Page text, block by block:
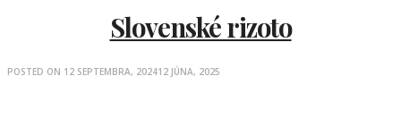
Slovenské rizoto
POSTED ON 12 SEPTEMBRA, 202412 JÚNA, 2025